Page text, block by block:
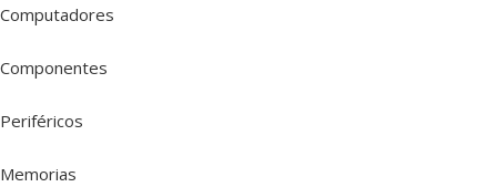
Computadores
Componentes
Periféricos
Memorias